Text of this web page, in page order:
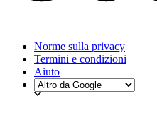
Norme sulla privacy
Termini e condizioni
Aiuto